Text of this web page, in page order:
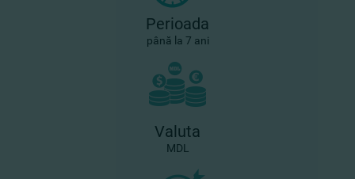
Perioada
până la 7 ani
Valuta
MDL